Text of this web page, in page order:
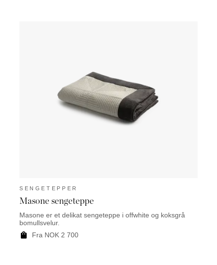
SENGETEPPER
Masone sengeteppe
Masone er et delikat sengeteppe i offwhite og koksgrå
bomullsvelur.
Fra NOK 2 700